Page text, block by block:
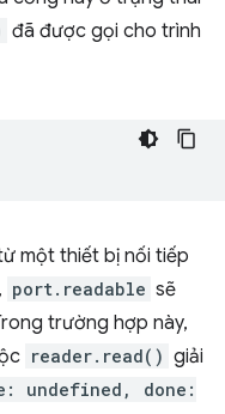
đã được gọi cho trình
một thiết bị nối tiếp
port.readable sẽ
trường hợp này,
reader.read() giải
undefined, done: